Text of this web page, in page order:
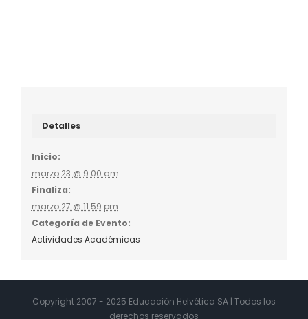
Detalles
Inicio:
marzo 23 @ 9:00 am
Finaliza:
marzo 27 @ 11:59 pm
Categoría de Evento:
Actividades Académicas
Copyright 2007 - 2025 Educación Helvética SA | Todos los
derechos reservados